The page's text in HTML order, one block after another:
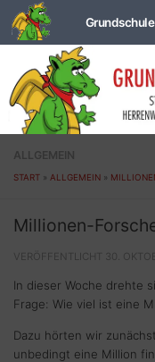
Zum Inhalt springen
ALLGEMEIN
START » ALLGEMEIN »
Millionen-
VERÖFFENTLICHT 30.
In dieser Woche drehte
Frage: Wie viel ist eine
Dazu hörten wir
unbedingt eine Million